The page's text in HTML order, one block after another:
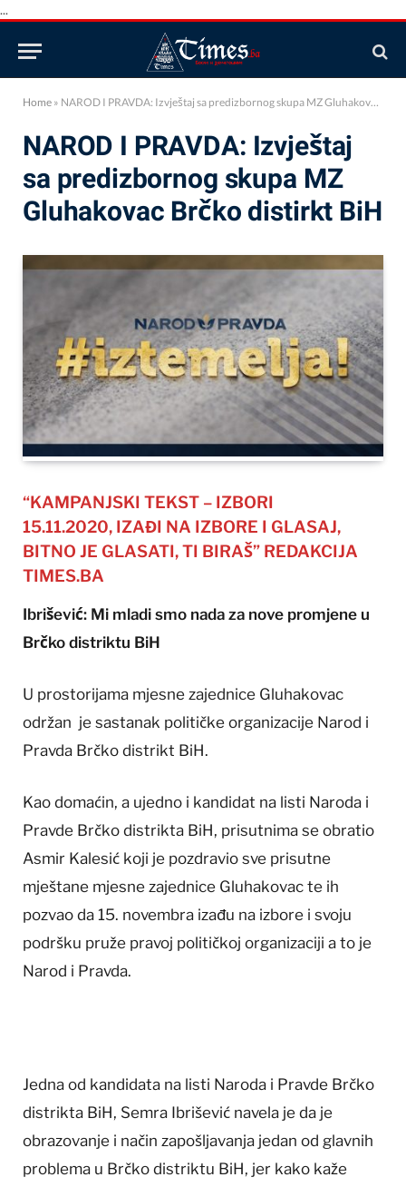
...
Home » NAROD I PRAVDA: Izvještaj sa predizbornog skupa MZ Gluhakovac Brčko distirkt BiH
NAROD I PRAVDA: Izvještaj
sa predizbornog skupa MZ
Gluhakovac Brčko distirkt BiH
“KAMPANJSKI TEKST – IZBORI
15.11.2020, IZAĐI NA IZBORE I GLASAJ,
BITNO JE GLASATI, TI BIRAŠ” REDAKCIJA
TIMES.BA
Ibrišević: Mi mladi smo nada za nove promjene u
Brčko distriktu BiH
U prostorijama mjesne zajednice Gluhakovac
održan je sastanak političke organizacije Narod i
Pravda Brčko distrikt BiH.
Kao domaćin, a ujedno i kandidat na listi Naroda i
Pravde Brčko distrikta BiH, prisutnima se obratio
Asmir Kalesić koji je pozdravio sve prisutne
mještane mjesne zajednice Gluhakovac te ih
pozvao da 15. novembra izađu na izbore i svoju
podršku pruže pravoj političkoj organizaciji a to je
Narod i Pravda.
Jedna od kandidata na listi Naroda i Pravde Brčko
distrikta BiH, Semra Ibrišević navela je da je
obrazovanje i način zapošljavanja jedan od glavnih
problema u Brčko distriktu BiH, jer kako kaže